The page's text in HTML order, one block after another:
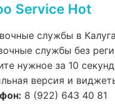
Service Hot
службы в Калуга
службы без
нужное за 10
версия и
8 (922) 643 40 81